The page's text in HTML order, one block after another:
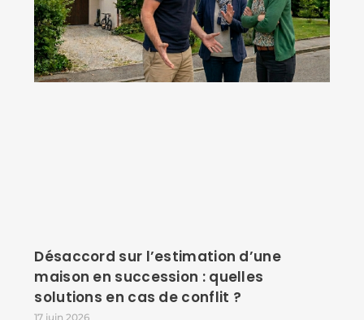
Désaccord sur l’estimation d’une
maison en succession : quelles
solutions en cas de conflit ?
17 juin 2026